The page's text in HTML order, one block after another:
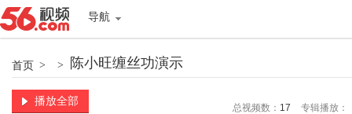
导航
首页 > > 陈小旺缠丝功演示
播放全部
总视频数： 17 专辑播放：